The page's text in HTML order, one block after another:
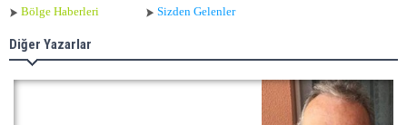
Bölge Haberleri
Sizden Gelenler
Diğer Yazarlar